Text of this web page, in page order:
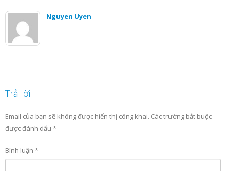
Nguyen Uyen
Trả lời
Email của bạn sẽ không được hiển thị công khai. Các trường bắt buộc
được đánh dấu *
Bình luận *